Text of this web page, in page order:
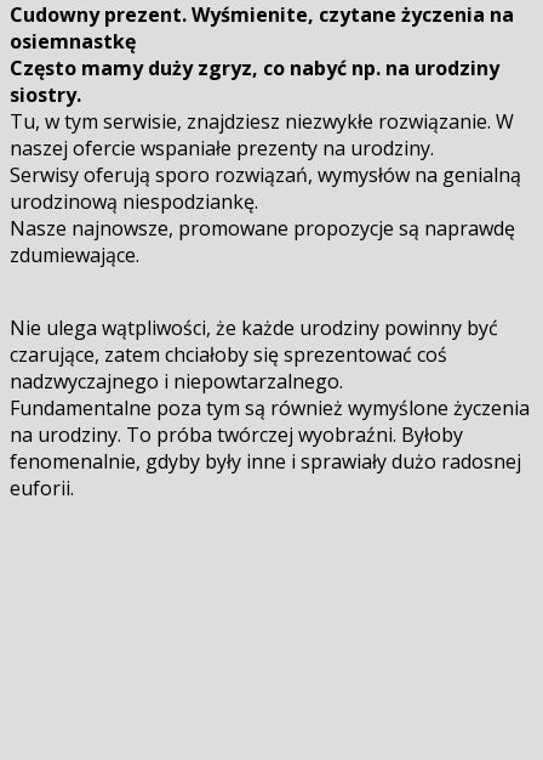
się
Cudowny prezent. Wyśmienite, czytane życzenia na
osiemnastkę
Często mamy duży zgryz, co nabyć np. na urodziny
siostry.
Tu, w tym serwisie, znajdziesz niezwykłe rozwiązanie. W
naszej ofercie wspaniałe prezenty na urodziny.
Serwisy oferują sporo rozwiązań, wymysłów na genialną
urodzinową niespodziankę.
Nasze najnowsze, promowane propozycje są naprawdę
zdumiewające.
Nie ulega wątpliwości, że każde urodziny powinny być
czarujące, zatem chciałoby się sprezentować coś
nadzwyczajnego i niepowtarzalnego.
Fundamentalne poza tym są również wymyślone życzenia
na urodziny. To próba twórczej wyobraźni. Byłoby
fenomenalnie, gdyby były inne i sprawiały dużo radosnej
euforii.